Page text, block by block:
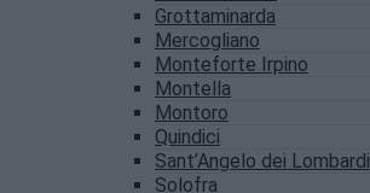
Grottaminarda
Mercogliano
Monteforte Irpino
Montella
Montoro
Quindici
Sant’Angelo dei Lombardi
Solofra